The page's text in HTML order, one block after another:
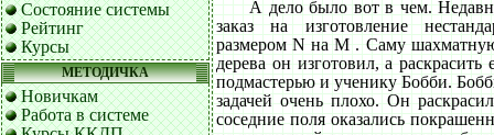
Состояние системы
Рейтинг
Курсы
МЕТОДИЧКА
Новичкам
Работа в системе
А дело было вот в чем.
заказ на изготовление
размером N на M . Саму
дерева он изготовил, а
подмастерью и ученику Бобби.
задачей очень плохо. Он
соседние поля оказались